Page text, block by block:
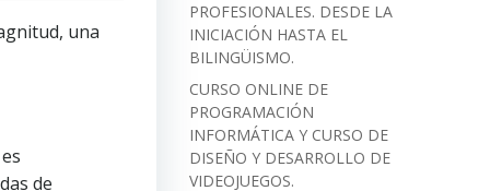
una
de
PROFESIONALES. DESDE LA
INICIACIÓN HASTA EL
BILINGÜISMO.
CURSO ONLINE DE
PROGRAMACIÓN
INFORMÁTICA Y CURSO DE
DISEÑO Y DESARROLLO DE
VIDEOJUEGOS.